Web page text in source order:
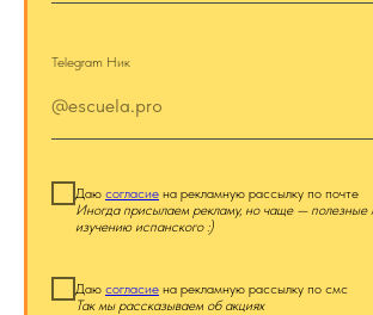
Telegram Ник
Даю согласие на рекламную рассылку по почте
Иногда присылаем рекламу, но чаще — полезные
изучению испанского :)
Даю согласие на рекламную рассылку по смс
Так мы рассказываем об акциях